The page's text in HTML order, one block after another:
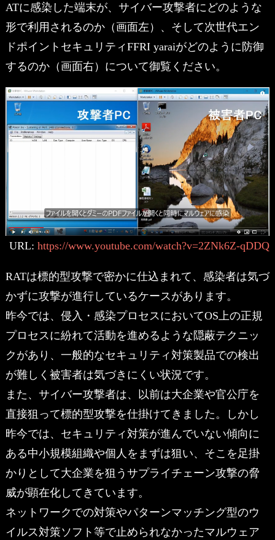
ATに感染した端末が、サイバー攻撃者にどのような
形で利用されるのか（画面左）、そして次世代エン
ドポイントセキュリティFFRI yaraiがどのように防御
するのか（画面右）について御覧ください。
URL:https://www.youtube.com/watch?v=2ZNk6Z-qDDQ
RATは標的型攻撃で密かに仕込まれて、感染者は気づ
かずに攻撃が進行しているケースがあります。
昨今では、侵入・感染プロセスにおいてOS上の正規
プロセスに紛れて活動を進めるような隠蔽テクニッ
クがあり、一般的なセキュリティ対策製品での検出
が難しく被害者は気づきにくい状況です。
また、サイバー攻撃者は、以前は大企業や官公庁を
直接狙って標的型攻撃を仕掛けてきました。しかし
昨今では、セキュリティ対策が進んでいない傾向に
ある中小規模組織や個人をまずは狙い、そこを足掛
かりとして大企業を狙うサプライチェーン攻撃の脅
威が顕在化してきています。
ネットワークでの対策やパターンマッチング型のウ
イルス対策ソフト等で止められなかったマルウェア